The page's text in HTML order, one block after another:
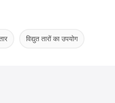
विद्युत तारों का उपयोग